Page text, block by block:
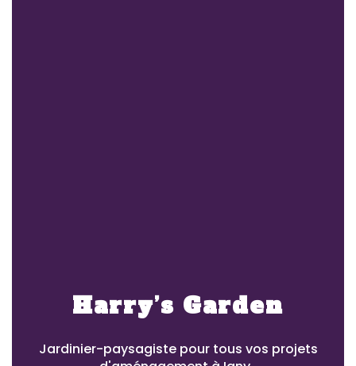
Harry’s Garden
Jardinier-paysagiste pour tous vos projets